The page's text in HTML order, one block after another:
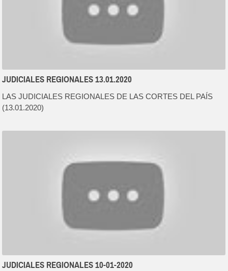
JUDICIALES REGIONALES 13.01.2020
LAS JUDICIALES REGIONALES DE LAS CORTES DEL PAÍS
(13.01.2020)
JUDICIALES REGIONALES 10-01-2020